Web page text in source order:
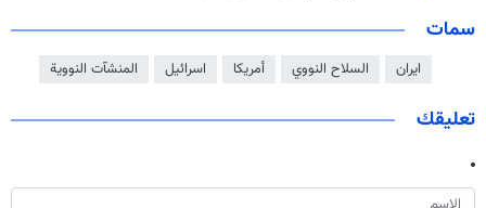
سمات
ايران السلاح النووي أمريكا اسرائيل المنشآت النووية
تعليقك